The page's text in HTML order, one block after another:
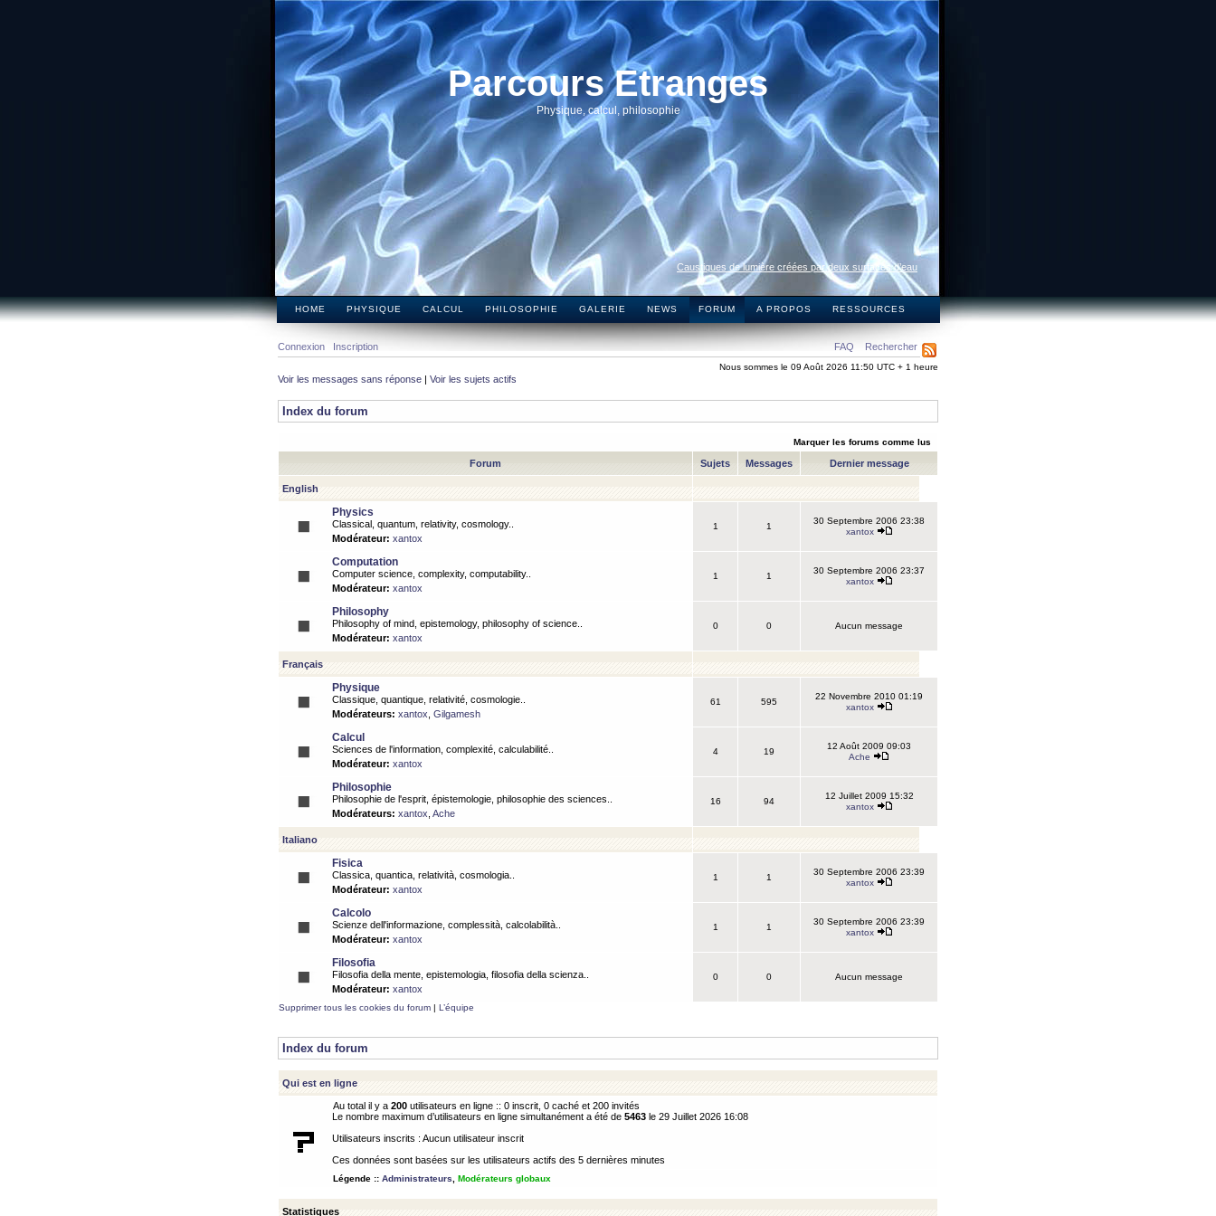
Parcours Etranges
Physique, calcul, philosophie
Caustiques de lumière créées par deux surfaces d’eau
HOME PHYSIQUE CALCUL PHILOSOPHIE GALERIE NEWS FORUM A PROPOS RESSOURCES
FAQ Rechercher
Connexion Inscription
Nous sommes le 09 Août 2026 11:50 UTC + 1 heure
Voir les messages sans réponse | Voir les sujets actifs
Index du forum
Marquer les forums comme lus
Forum Sujets Messages Dernier message
English
Physics
Classical, quantum, relativity, cosmology..
Modérateur: xantox
1 1
30 Septembre 2006 23:38
xantox
Computation
Computer science, complexity, computability..
Modérateur: xantox
1 1
30 Septembre 2006 23:37
xantox
Philosophy
Philosophy of mind, epistemology, philosophy of science..
Modérateur: xantox
0 0 Aucun message
Français
Physique
Classique, quantique, relativité, cosmologie..
Modérateurs: xantox Gilgamesh
61 595
22 Novembre 2010 01:19
xantox
Calcul
Sciences de l'information, complexité, calculabilité..
Modérateur: xantox
4 19
12 Août 2009 09:03
Ache
Philosophie
Philosophie de l'esprit, épistemologie, philosophie des sciences..
Modérateurs: xantox Ache
16 94
12 Juillet 2009 15:32
xantox
Italiano
Fisica
Classica, quantica, relatività, cosmologia..
Modérateur: xantox
1 1
30 Septembre 2006 23:39
xantox
Calcolo
Scienze dell'informazione, complessità, calcolabilità..
Modérateur: xantox
1 1
30 Septembre 2006 23:39
xantox
Filosofia
Filosofia della mente, epistemologia, filosofia della scienza..
Modérateur: xantox
0 0 Aucun message
Supprimer tous les cookies du forum | L’équipe
Index du forum
Qui est en ligne
Au total il y a 200 utilisateurs en ligne :: 0 inscrit, 0 caché et 200 invités
Le nombre maximum d’utilisateurs en ligne simultanément a été de 5463 le 29 Juillet 2026 16:08
Utilisateurs inscrits : Aucun utilisateur inscrit
Ces données sont basées sur les utilisateurs actifs des 5 dernières minutes
Légende :: Administrateurs Modérateurs globaux
Statistiques